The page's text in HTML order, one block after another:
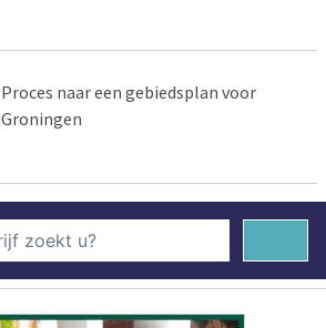
Proces naar een gebiedsplan voor
Groningen